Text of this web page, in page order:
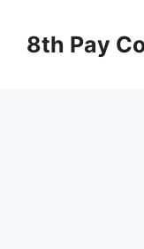
content8th Pay